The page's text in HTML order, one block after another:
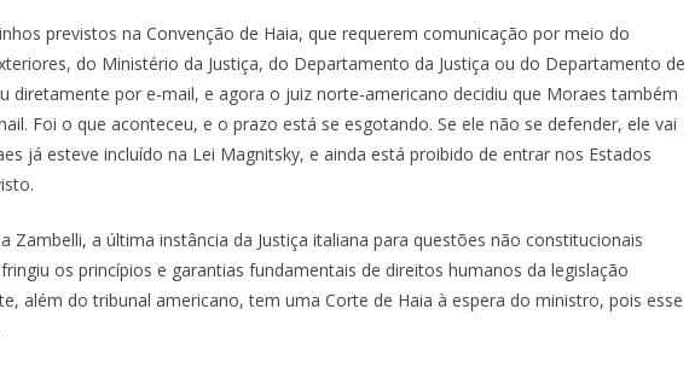
previstos na Convenção de Haia, que requerem comunicação por meio do
do Ministério da Justiça, do Departamento da Justiça ou do Departamento de
diretamente por e-mail, e agora o juiz norte-americano decidiu que Moraes também
Foi o que aconteceu, e o prazo está se esgotando. Se ele não se defender, ele vai
já esteve incluído na Lei Magnitsky, e ainda está proibido de entrar nos Estados
Zambelli, a última instância da Justiça italiana para questões não constitucionais
os princípios e garantias fundamentais de direitos humanos da legislação
além do tribunal americano, tem uma Corte de Haia à espera do ministro, pois esse